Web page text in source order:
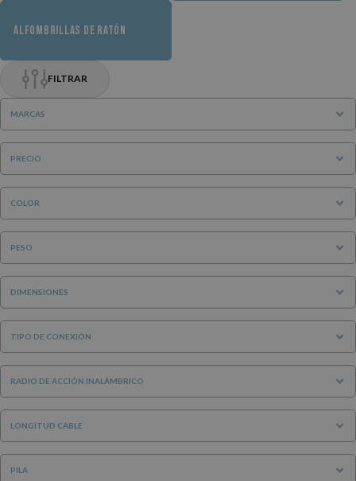
ALFOMBRILLAS DE RATÓN
FILTRAR
MARCAS
PRECIO
COLOR
PESO
DIMENSIONES
TIPO DE CONEXIÓN
RADIO DE ACCIÓN INALÁMBRICO
LONGITUD CABLE
PILA